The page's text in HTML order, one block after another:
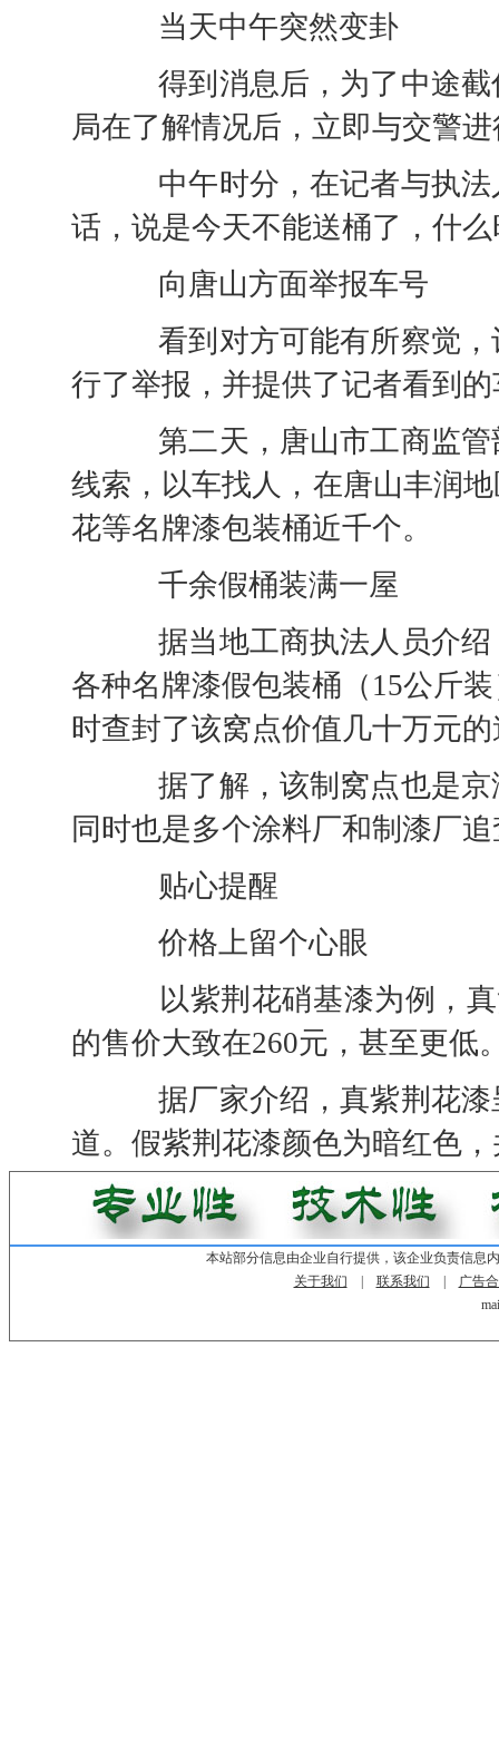
当天中午突然变卦
得到消息后，为了中途截
局在了解情况后，立即与交警
中午时分，在记者与执法
话，说是今天不能送桶了，什
向唐山方面举报车号
看到对方可能有所察觉，
行了举报，并提供了记者看到
第二天，唐山市工商监管
线索，以车找人，在唐山丰润
花等名牌漆包装桶近千个。
千余假桶装满一屋
据当地工商执法人员介绍
各种名牌漆假包装桶（15公斤
时查封了该窝点价值几十万元
据了解，该制窝点也是京
同时也是多个涂料厂和制漆厂
贴心提醒
价格上留个心眼
以紫荆花硝基漆为例，真
的售价大致在260元，甚至更低
据厂家介绍，真紫荆花漆
道。假紫荆花漆颜色为暗红色
本站部分信息由企业自行提供，该企业负责信息
关于我们
联系我们
广告